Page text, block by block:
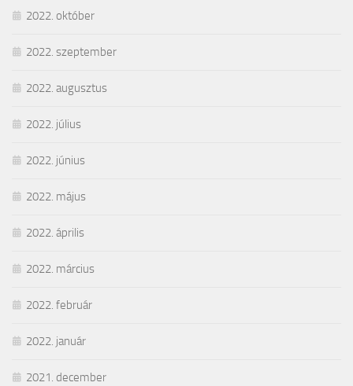
2022. október
2022. szeptember
2022. augusztus
2022. július
2022. június
2022. május
2022. április
2022. március
2022. február
2022. január
2021. december